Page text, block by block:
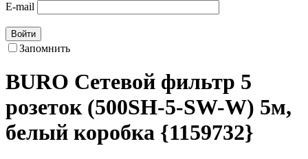
E-mail
Войти
Запомнить
BURO Сетевой фильтр 5
розеток (500SH-5-SW-W) 5м,
белый коробка {1159732}